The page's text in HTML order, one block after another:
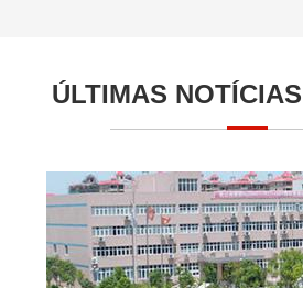
ÚLTIMAS